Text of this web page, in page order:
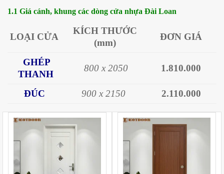
1.1 Giá cánh, khung các dòng cửa nhựa Đài Loan
LOẠI CỬA
KÍCH THƯỚC
(mm)
ĐƠN GIÁ
GHÉP
THANH
800 x 2050 1.810.000
ĐÚC 900 x 2150 2.110.000